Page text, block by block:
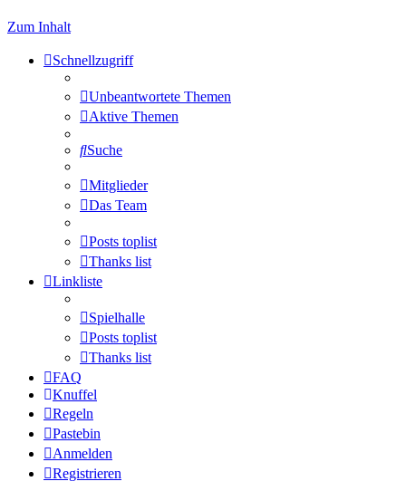
Zum Inhalt
Schnellzugriff
Unbeantwortete Themen
Aktive Themen
Suche
Mitglieder
Das Team
Posts toplist
Thanks list
Linkliste
Spielhalle
Posts toplist
Thanks list
FAQ
Knuffel
Regeln
Pastebin
Anmelden
Registrieren